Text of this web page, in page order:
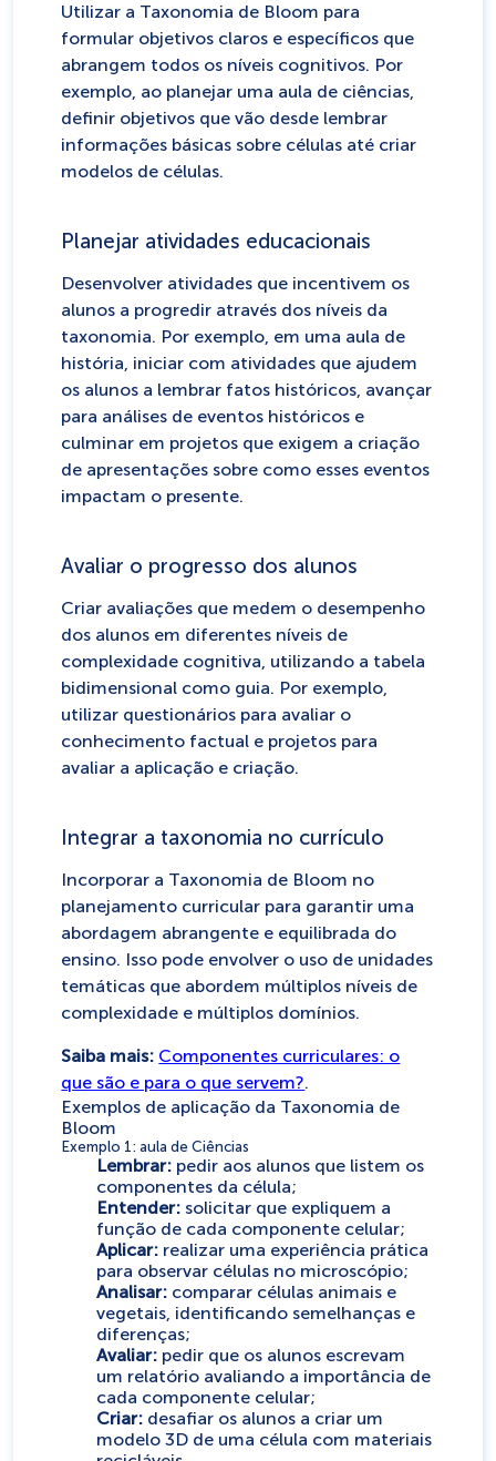
Utilizar a Taxonomia de Bloom para
formular objetivos claros e específicos que
abrangem todos os níveis cognitivos. Por
exemplo, ao planejar uma aula de ciências,
definir objetivos que vão desde lembrar
informações básicas sobre células até criar
modelos de células.
Planejar atividades educacionais
Desenvolver atividades que incentivem os
alunos a progredir através dos níveis da
taxonomia. Por exemplo, em uma aula de
história, iniciar com atividades que ajudem
os alunos a lembrar fatos históricos, avançar
para análises de eventos históricos e
culminar em projetos que exigem a criação
de apresentações sobre como esses eventos
impactam o presente.
Avaliar o progresso dos alunos
Criar avaliações que medem o desempenho
dos alunos em diferentes níveis de
complexidade cognitiva, utilizando a tabela
bidimensional como guia. Por exemplo,
utilizar questionários para avaliar o
conhecimento factual e projetos para
avaliar a aplicação e criação.
Integrar a taxonomia no currículo
Incorporar a Taxonomia de Bloom no
planejamento curricular para garantir uma
abordagem abrangente e equilibrada do
ensino. Isso pode envolver o uso de unidades
temáticas que abordem múltiplos níveis de
complexidade e múltiplos domínios.
Saiba mais: Componentes curriculares: o
que são e para o que servem?.
Exemplos de aplicação da Taxonomia de
Bloom
Exemplo 1: aula de Ciências
Lembrar: pedir aos alunos que listem os
componentes da célula;
Entender: solicitar que expliquem a
função de cada componente celular;
Aplicar: realizar uma experiência prática
para observar células no microscópio;
Analisar: comparar células animais e
vegetais, identificando semelhanças e
diferenças;
Avaliar: pedir que os alunos escrevam
um relatório avaliando a importância de
cada componente celular;
Criar: desafiar os alunos a criar um
modelo 3D de uma célula com materiais